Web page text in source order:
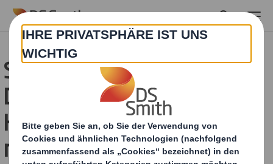
Skip to main content
Spende statt Geschenke:
DS Smith unterstützt
Heinz Sielmann Stiftung
mit 10.000 Euro